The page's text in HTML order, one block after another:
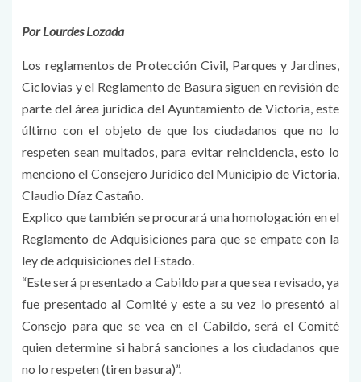
Por Lourdes Lozada
Los reglamentos de Protección Civil, Parques y Jardines,
Ciclovias y el Reglamento de Basura siguen en revisión de
parte del área jurídica del Ayuntamiento de Victoria, este
último con el objeto de que los ciudadanos que no lo
respeten sean multados, para evitar reincidencia, esto lo
menciono el Consejero Jurídico del Municipio de Victoria,
Claudio Díaz Castaño.
Explico que también se procurará una homologación en el
Reglamento de Adquisiciones para que se empate con la
ley de adquisiciones del Estado.
“Este será presentado a Cabildo para que sea revisado, ya
fue presentado al Comité y este a su vez lo presentó al
Consejo para que se vea en el Cabildo, será el Comité
quien determine si habrá sanciones a los ciudadanos que
no lo respeten (tiren basura)”.